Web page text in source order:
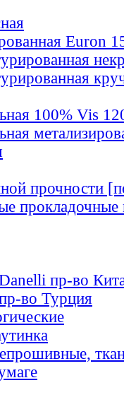
Euron
100% Vis
прочности
прокладочные
пр-во
во Турция